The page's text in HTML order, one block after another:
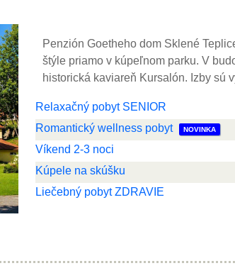
Penzión Goetheho dom Sklené
štýle priamo v kúpeľnom parku. V
historická kaviareň Kursalón. Izby sú
Relaxačný pobyt SENIOR
Romantický wellness pobyt
NOVINKA
Víkend 2-3 noci
Kúpele na skúšku
Liečebný pobyt ZDRAVIE